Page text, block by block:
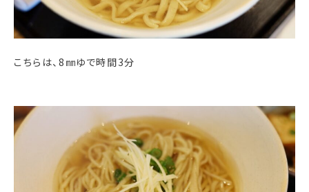
こちらは、8㎜ゆで時間3分